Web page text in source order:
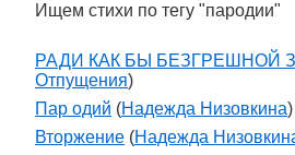
Ищем стихи по тегу "пародии"
РАДИ КАК БЫ БЕЗГРЕШНОЙ
Отпущения)
Пар одий (Надежда Низовкина)
Вторжение (Надежда